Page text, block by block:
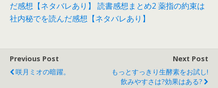
だ感想【ネタバレあり】
読書感想まとめ2 薬指の約束は
社内秘でを読んだ感想【ネタバレあり】
Previous Post
咲月ミオの暗躍。
Next Post
もっとすっきり生酵素をお試し!
飲みやすさは?効果はある?